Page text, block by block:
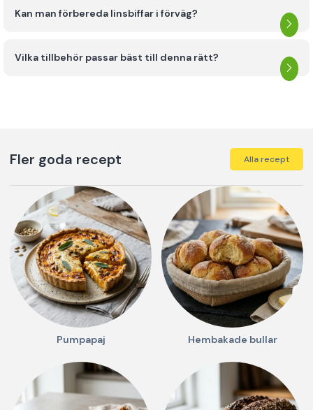
Kan man förbereda linsbiffar i förväg?
Vilka tillbehör passar bäst till denna rätt?
Fler goda recept Alla recept
Pumpapaj Hembakade bullar